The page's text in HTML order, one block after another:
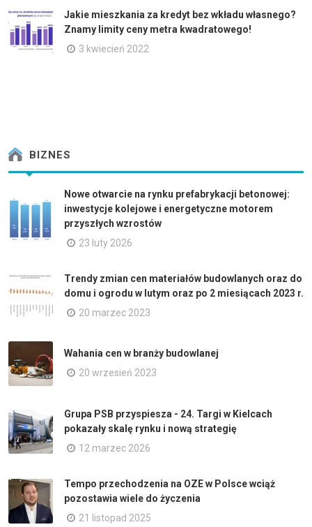
Jakie mieszkania za kredyt bez wkładu własnego?
Znamy limity ceny metra kwadratowego!
3 kwiecień 2022
BIZNES
Nowe otwarcie na rynku prefabrykacji betonowej:
inwestycje kolejowe i energetyczne motorem
przyszłych wzrostów
23 luty 2026
Trendy zmian cen materiałów budowlanych oraz do
domu i ogrodu w lutym oraz po 2 miesiącach 2023 r.
20 marzec 2023
Wahania cen w branży budowlanej
20 wrzesień 2023
Grupa PSB przyspiesza - 24. Targi w Kielcach
pokazały skalę rynku i nową strategię
12 marzec 2026
Tempo przechodzenia na OZE w Polsce wciąż
pozostawia wiele do życzenia
21 listopad 2025